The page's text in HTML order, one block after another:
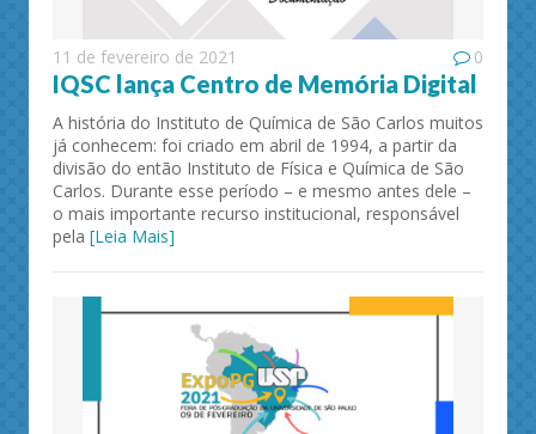
11 de fevereiro de 2021 0
IQSC lança Centro de Memória Digital
A história do Instituto de Química de São Carlos muitos
já conhecem: foi criado em abril de 1994, a partir da
divisão do então Instituto de Física e Química de São
Carlos. Durante esse período – e mesmo antes dele –
o mais importante recurso institucional, responsável
pela [Leia Mais]